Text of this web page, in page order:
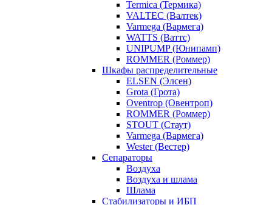
Termica (Термика)
VALTEC (Валтек)
Varmega (Вармега)
WATTS (Ваттс)
UNIPUMP (Юнипамп)
ROMMER (Роммер)
Шкафы распределительные
ELSEN (Элсен)
Grota (Грота)
Oventrop (Овентроп)
ROMMER (Роммер)
STOUT (Стаут)
Varmega (Вармега)
Wester (Вестер)
Сепараторы
Воздуха
Воздуха и шлама
Шлама
Стабилизаторы и ИБП